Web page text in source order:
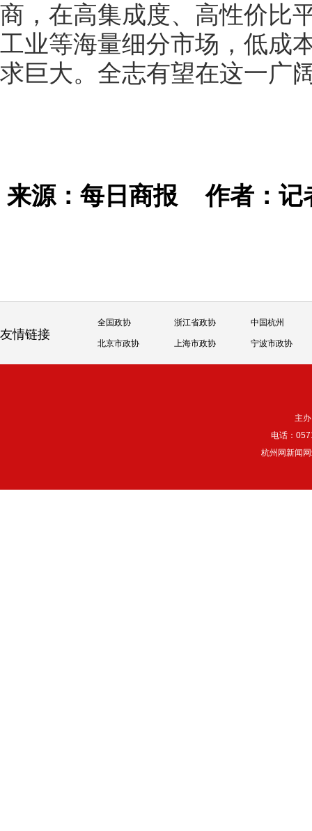
商，在高集成度、高性价比
工业等海量细分市场，低成
求巨大。全志有望在这一广
来源：每日商报作者：
友情链接
全国政协 浙江省政协 中国杭州
北京市政协 上海市政协 宁波市政协
主
电话：
杭州网新闻